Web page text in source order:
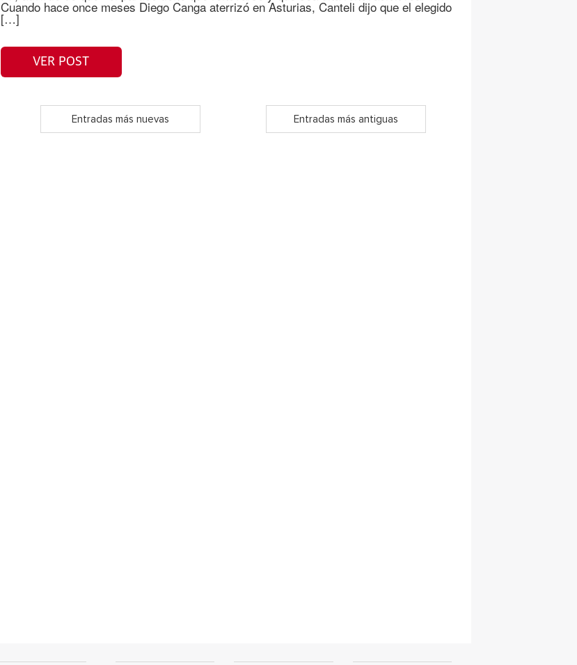
Cuando hace once meses Diego Canga aterrizó en Asturias, Canteli dijo que el elegido
[…]
VER POST
Entradas más nuevas Entradas más antiguas